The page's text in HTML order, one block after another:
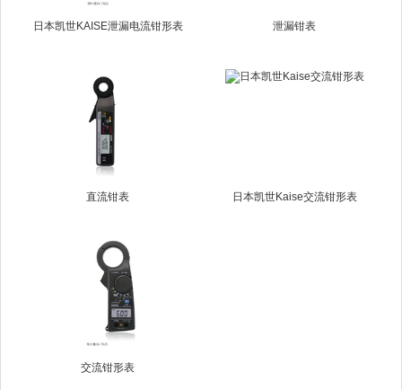
日本凯世KAISE泄漏电流钳形表 泄漏钳表
直流钳表 日本凯世Kaise交流钳形表
交流钳形表